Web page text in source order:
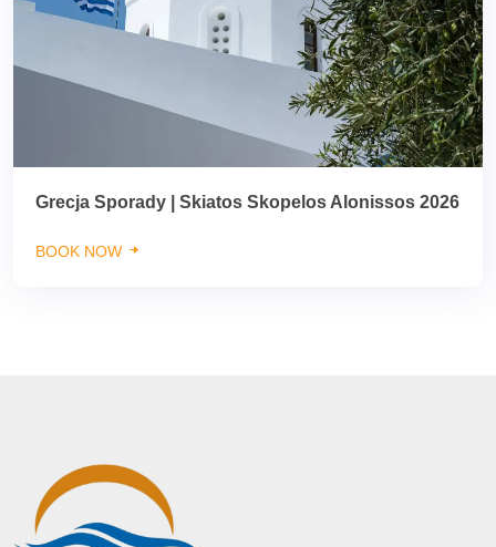
Grecja Sporady | Skiatos Skopelos Alonissos 2026
BOOK NOW